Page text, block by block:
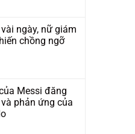
ngày, nữ giám
chồng ngỡ
Messi đăng
phản ứng của